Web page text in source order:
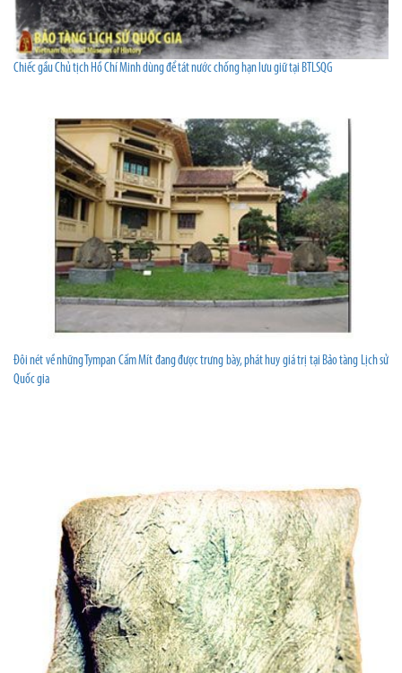
Chiếc gầu Chủ tịch Hồ Chí Minh dùng để tát nước chống hạn lưu giữ tại BTLSQG
Đôi nét về những Tympan Cấm Mít đang được trưng bày, phát huy giá trị tại Bảo tàng Lịch sử
Quốc gia